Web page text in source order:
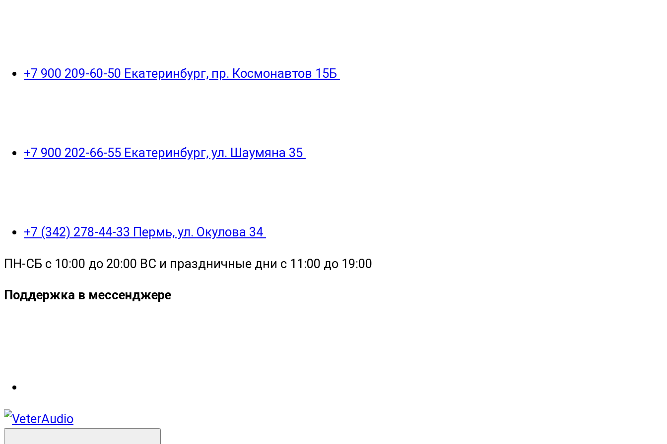
+7 900 209-60-50 Екатеринбург, пр. Космонавтов 15Б
+7 900 202-66-55 Екатеринбург, ул. Шаумяна 35
+7 (342) 278-44-33 Пермь, ул. Окулова 34
ПН-СБ с 10:00 до 20:00 ВС и праздничные дни с 11:00 до 19:00
Поддержка в мессенджере